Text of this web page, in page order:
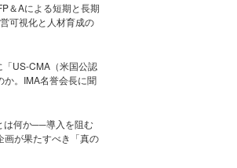
＆Aによる短期と長期
可視化と人材育成の
US-CMA（米国公認
か。IMA名誉会長に聞
は何か──導入を阻む
画が果たすべき「真の